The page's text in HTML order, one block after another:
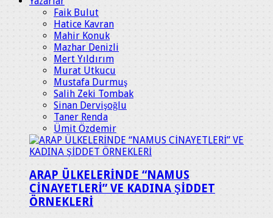
Faik Bulut
Hatice Kavran
Mahir Konuk
Mazhar Denizli
Mert Yıldırım
Murat Utkucu
Mustafa Durmuş
Salih Zeki Tombak
Sinan Dervişoğlu
Taner Renda
Ümit Özdemir
ARAP ÜLKELERİNDE “NAMUS
CİNAYETLERİ” VE KADINA ŞİDDET
ÖRNEKLERİ